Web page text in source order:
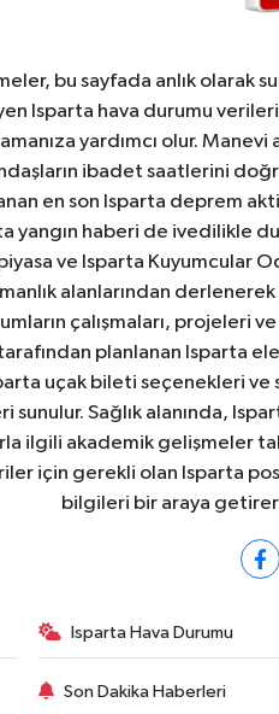
bu sayfada anlık olarak
Isparta hava durumu
yardımcı olur.
ibadet saatlerini
en son Isparta deprem
haberi de ivedilikle
ve Isparta Kuyumcular
alanlarından
çalışmaları, projeleri
planlanan Isparta
uçak bileti seçenekleri
sunulur. Sağlık alanında,
ilgili akademik gelişmeler
için gerekli olan Isparta
bilgileri bir araya
Isparta Hava Durumu
Son Dakika Haberleri